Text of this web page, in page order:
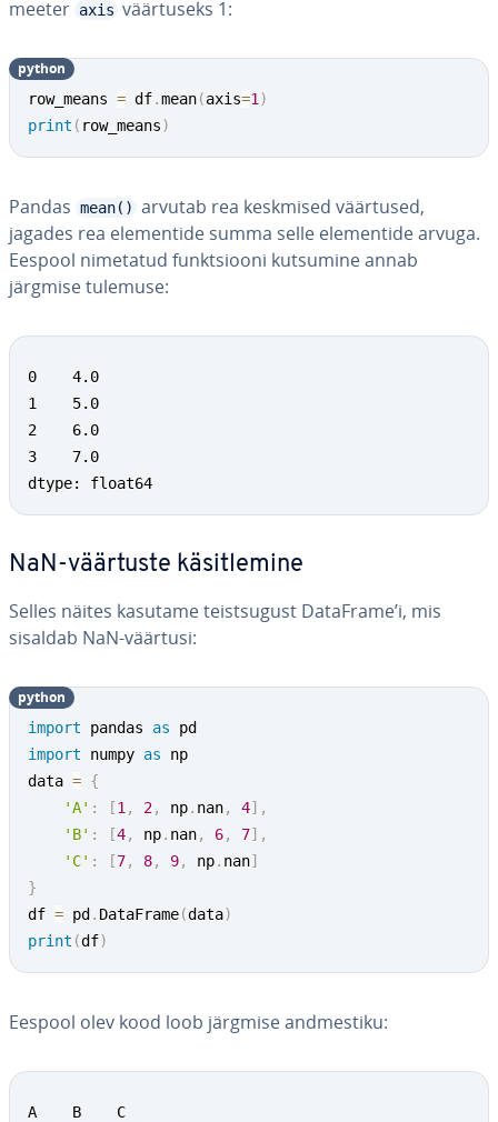
mee­ter axis väär­tu­seks 1:
row_means = df.mean(axis=1 )
print ( row_means)
python
Pandas mean() arvutab rea keskmised väärtused,
jagades rea ele­men­tide summa selle ele­men­tide arvuga.
Eespool nimetatud funkt­siooni kutsumine annab
järgmise tulemuse:
0    4.0
1    5.0
2    6.0
3    7.0
dtype: float64
NaN-väärtuste kä­sit­le­mine
Selles näites kasutame teist­su­gust DataFrame’i, mis
sisaldab NaN-väärtusi:
import pandas as
import numpy as np
data = {
'A' : [1 , 2, np. nan, 4] ,
'B' : [4, np. nan, 6, 7] ,
'C' : [7, 8, 9, np. nan]
}
df = pd . DataFrame(data)
print (df)
python
Eespool olev kood loob järgmise and­mes­tiku:
A    B    C